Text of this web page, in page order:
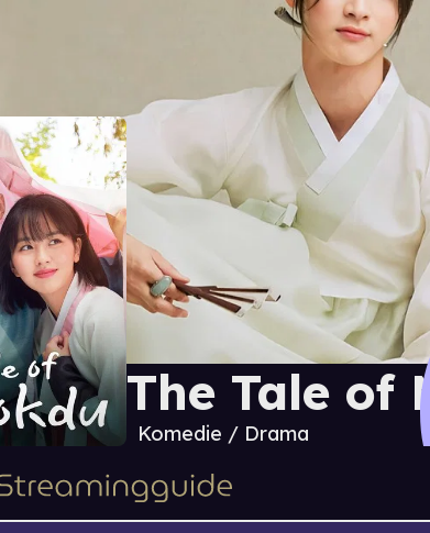
The Tale of
Komedie / Drama